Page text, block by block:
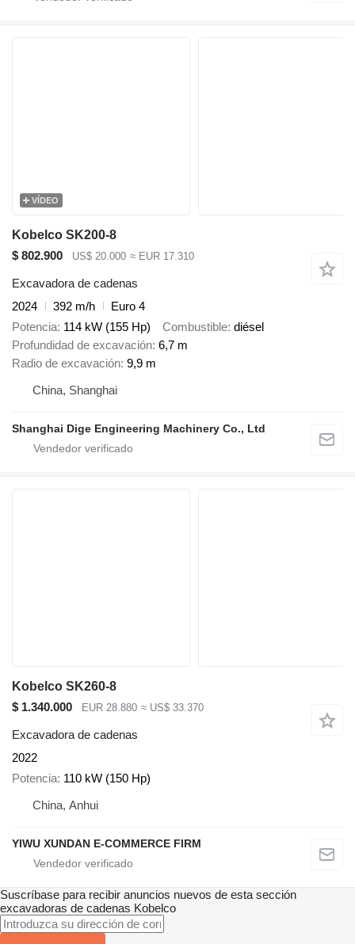
VÍDEO
Kobelco SK200-8
$ 802.900
US$ 20.000 ≈ EUR 17.310
Excavadora de cadenas
2024
392 m/h
Euro 4
Potencia 114 kW (155 Hp) Combustible diésel
Profundidad de excavación 6,7 m
Radio de excavación 9,9 m
China, Shanghai
Shanghai Dige Engineering Machinery Co., Ltd
Kobelco SK260-8
$ 1.340.000
EUR 28.880 ≈ US$ 33.370
Excavadora de cadenas
2022
Potencia 110 kW (150 Hp)
China, Anhui
YIWU XUNDAN E-COMMERCE FIRM
Suscríbase para recibir anuncios nuevos de esta sección
excavadoras de cadenas Kobelco